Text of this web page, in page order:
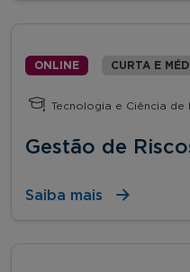
ONLINE CURTA E
Tecnologia e Ciência de
Gestão de
Saiba mais